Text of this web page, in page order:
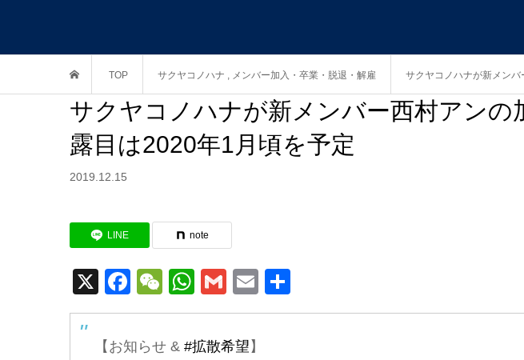
TOP サクヤコノハナ , メンバー加入・卒業・脱退・解雇 サクヤコノハナが新メン
サクヤコノハナが新メンバー西村アンの
露目は2020年1月頃を予定
2019.12.15
LINE note
X Facebook
WeChat
WhatsApp
GmailEmail
有
【お知らせ & #拡散希望 】